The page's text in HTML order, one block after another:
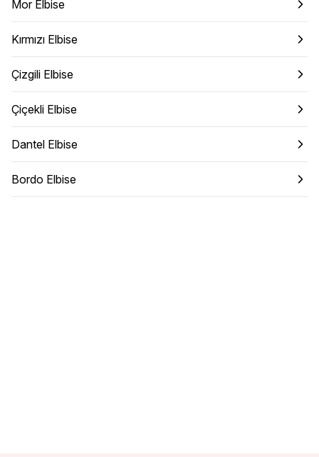
Mor Elbise
Kırmızı Elbise
Çizgili Elbise
Çiçekli Elbise
Dantel Elbise
Bordo Elbise